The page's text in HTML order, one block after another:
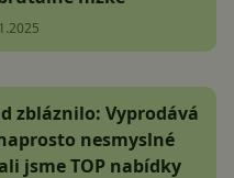
zbláznilo: Vyprodává
nesmyslné
jsme TOP nabídky